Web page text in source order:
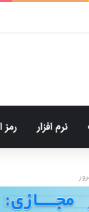
فقط پنج هشتگ
نرم افزار رمز